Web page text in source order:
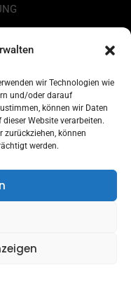
wir Technologien wie
und/oder darauf
können wir Daten
Website verarbeiten.
zurückziehen, können
werden.
SIE ANFRAGEN AN